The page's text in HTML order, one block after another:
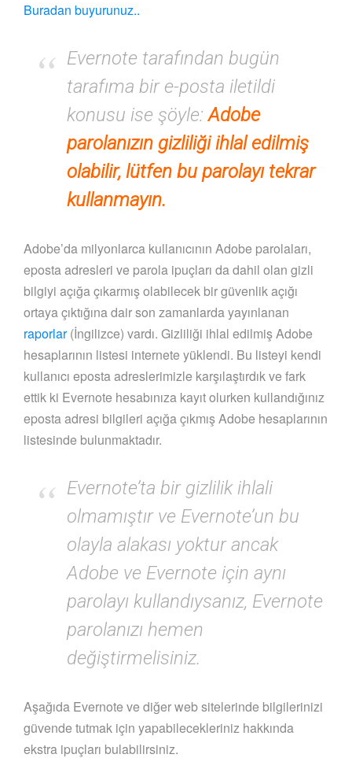
Buradan buyurunuz..
Evernote tarafından bugün
tarafıma bir e-posta iletildi
konusu ise şöyle:Adobe
parolanızın gizliliği ihlal edilmiş
olabilir, lütfen bu parolayı tekrar
kullanmayın.
Adobe’da milyonlarca kullanıcının Adobe parolaları,
eposta adresleri ve parola ipuçları da dahil olan gizli
bilgiyi açığa çıkarmış olabilecek bir güvenlik açığı
ortaya çıktığına dair son zamanlarda yayınlanan
raporlar(İngilizce) vardı. Gizliliği ihlal edilmiş Adobe
hesaplarının listesi internete yüklendi. Bu listeyi kendi
kullanıcı eposta adreslerimizle karşılaştırdık ve fark
ettik ki Evernote hesabınıza kayıt olurken kullandığınız
eposta adresi bilgileri açığa çıkmış Adobe hesaplarının
listesinde bulunmaktadır.
Evernote’ta bir gizlilik ihlali
olmamıştır ve Evernote’un bu
olayla alakası yoktur ancak
Adobe ve Evernote için aynı
parolayı kullandıysanız, Evernote
parolanızı hemen
değiştirmelisiniz.
Aşağıda Evernote ve diğer web sitelerinde bilgilerinizi
güvende tutmak için yapabilecekleriniz hakkında
ekstra ipuçları bulabilirsiniz.